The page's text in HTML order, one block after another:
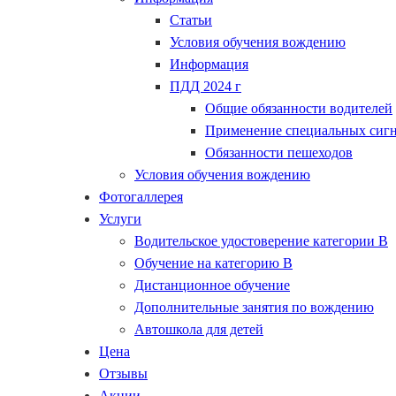
Статьи
Условия обучения вождению
Информация
ПДД 2024 г
Общие обязанности водителей
Применение специальных
Обязанности пешеходов
Условия обучения вождению
Фотогаллерея
Услуги
Водительское удостоверение категории B
Обучение на категорию В
Дистанционное обучение
Дополнительные занятия по вождению
Автошкола для детей
Цена
Отзывы